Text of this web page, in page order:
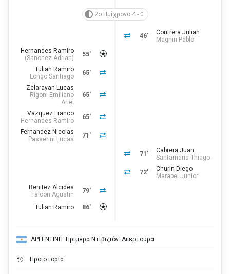
2ο Ημίχρονο 4 - 0
46'
Contrera Julian
Magnin Pablo
55'
Hernandes Ramiro
(Sanchez Adrian)
65'
Tulian Ramiro
Longo Santiago
65'
Zelarayan Lucas
Rigoni Emiliano
Ariel
65'
Vazquez Franco
Hernandes Ramiro
71'
Fernandez Nicolas
Passerini Lucas
71'
Cabrera Juan
Santamaria Thiago
72'
Churin Diego
Marabel Junior
79'
Benitez Alcides
Falcon Agustin
86'
Tulian Ramiro
ΑΡΓΕΝΤΙΝΗ: Πριμέρα Ντιβιζιόν: Απερτούρα
Προϊστορία